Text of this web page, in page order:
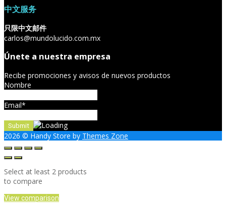
中文服务
只限中文邮件
carlos@mundolucido.com.mx
Únete a nuestra empresa
Recibe promociones y avisos de nuevos productos
Nombre
Email*
2026 © Handy Store by Themes Zone
Select at least 2 products
to compare
View comparison